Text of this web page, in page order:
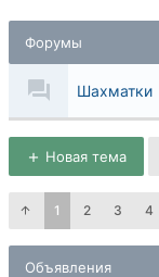
Форумы
Шахматки
Новая тема
1 2 3 4
Объявления